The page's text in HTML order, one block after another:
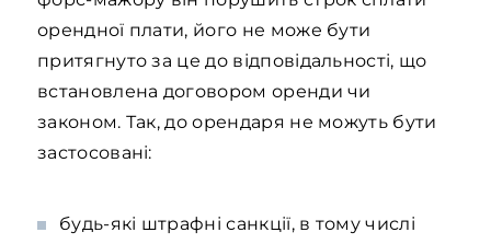
орендної плати, його не може бути
притягнуто за це до відповідальності, що
встановлена договором оренди чи
законом. Так, до орендаря не можуть бути
застосовані:
будь-які штрафні санкції, в тому числі